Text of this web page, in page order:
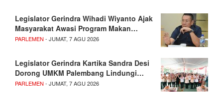
Legislator Gerindra Wihadi Wiyanto Ajak
Masyarakat Awasi Program Makan…
PARLEMEN - JUMAT, 7 AGU 2026
Legislator Gerindra Kartika Sandra Desi
Dorong UMKM Palembang Lindungi…
PARLEMEN - JUMAT, 7 AGU 2026